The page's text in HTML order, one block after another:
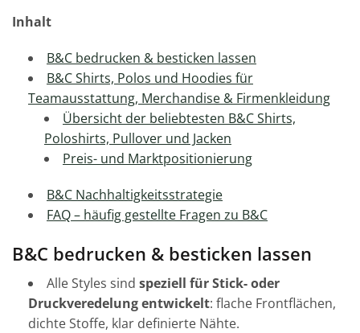
Inhalt
B&C bedrucken & besticken lassen
B&C Shirts, Polos und Hoodies für
Teamausstattung, Merchandise & Firmenkleidung
Übersicht der beliebtesten B&C Shirts,
Poloshirts, Pullover und Jacken
Preis- und Marktpositionierung
B&C Nachhaltigkeitsstrategie
FAQ – häufig gestellte Fragen zu B&C
B&C bedrucken & besticken lassen
Alle Styles sind speziell für Stick- oder
Druckveredelung entwickelt: flache Frontflächen,
dichte Stoffe, klar definierte Nähte.